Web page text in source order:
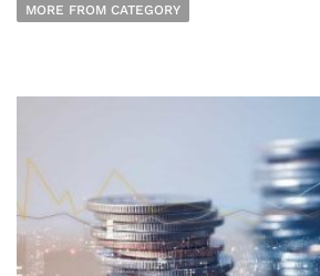
MORE FROM CATEGORY